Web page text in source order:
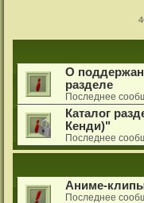
О
разделе
Последнее
Каталог
Кенди)"
Последнее
Аниме-
Последнее